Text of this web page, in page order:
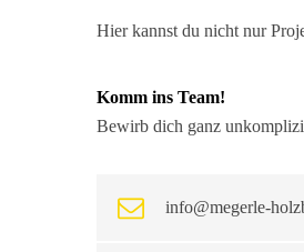
Hier kannst du nicht nur
Komm ins Team!
Bewirb dich ganz
info@megerle-